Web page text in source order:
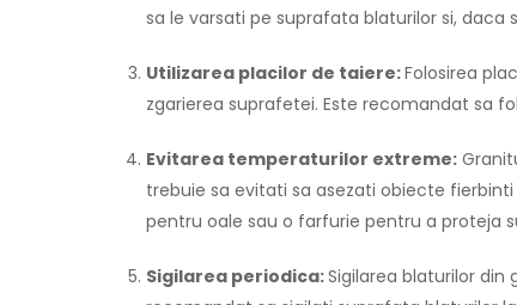
sa le varsati pe suprafata blaturilor si,
Utilizarea placilor de taiere:Folosirea
zgarierea suprafetei. Este recomandat sa
Evitarea temperaturilor extreme:
trebuie sa evitati sa asezati obiecte
pentru oale sau o farfurie pentru a proteja
Sigilarea periodica:Sigilarea blaturilor